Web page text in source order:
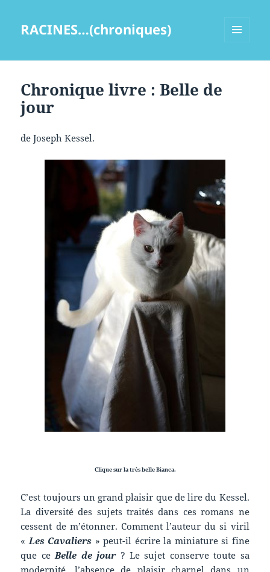
RACINES…(chroniques)
Chronique livre : Belle de
jour
de Joseph Kessel.
Clique sur la très belle Bianca.
C’est toujours un grand plaisir que de lire du Kessel.
La diversité des sujets traités dans ces romans ne
cessent de m’étonner. Comment l’auteur du si viril
«Les Cavaliers » peut-il écrire la miniature si fine
que ceBelle de jour? Le sujet conserve toute sa